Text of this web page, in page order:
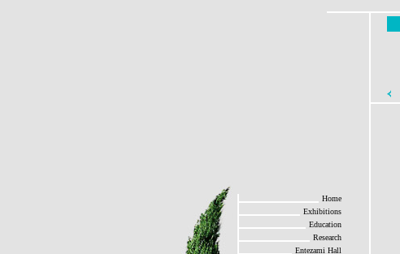
Home
Exhibitions
Education
Research
Entezami Hall